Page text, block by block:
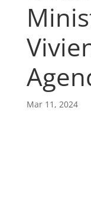
Mar 11, 2024